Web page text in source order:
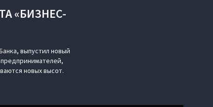
«БИЗНЕС-
выпустил новый
новых высот.